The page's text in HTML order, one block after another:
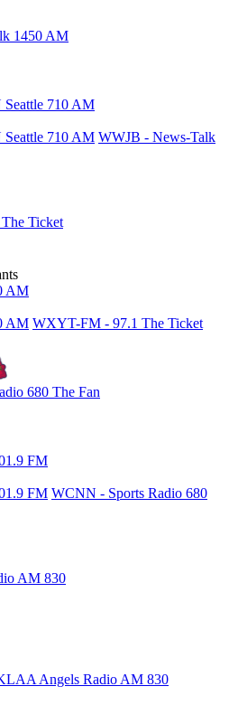
1450 AM
710 AM
710 AM WWJB - News-Talk
Ticket
AM
AM WXYT-FM - 97.1 The Ticket
680 The Fan
FM
FM WCNN - Sports Radio 680
AM 830
Angels Radio AM 830